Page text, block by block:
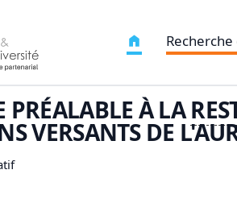
PRÉALABLE À LA
VERSANTS DE